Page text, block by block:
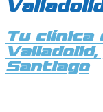
Tu clínica
Santiago